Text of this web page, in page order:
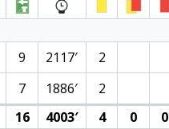
9 2117′ 2
7 1886′ 2
16 4003′ 4 0 0